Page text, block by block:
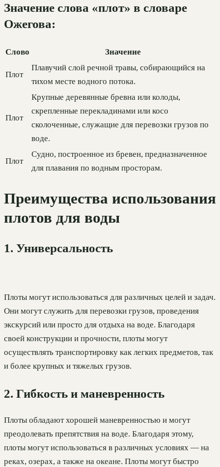
Значение слова «плот» в словаре
Ожегова:
Слово Значение
Плот
Плавучий слой речной травы, собирающийся на
тихом месте водного потока.
Плот
Крупные деревянные бревна или колоды,
скрепленные перекладинами или косо
сколоченные, служащие для перевозки грузов по
воде.
Плот
Судно, построенное из бревен, предназначенное
для плавания по водным просторам.
Преимущества использования
плотов для воды
1. Универсальность
Плоты могут использоваться для различных целей и задач.
Они могут служить для перевозки грузов, проведения
экскурсий или просто для отдыха на воде. Благодаря
своей конструкции и прочности, плоты могут
осуществлять транспортировку как легких предметов, так
и более крупных и тяжелых грузов.
2. Гибкость и маневренность
Плоты обладают хорошей маневренностью и могут
преодолевать препятствия на воде. Благодаря этому,
плоты могут использоваться в различных условиях — на
реках, озерах, а также на океане. Плоты могут быстро